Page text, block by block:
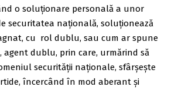
o soluționare personală a unor
securitatea națională, soluționează
cu rol dublu, sau cum ar spune
agent dublu, prin care, urmărind să
securității naționale, sfârșește
încercând în mod aberant și